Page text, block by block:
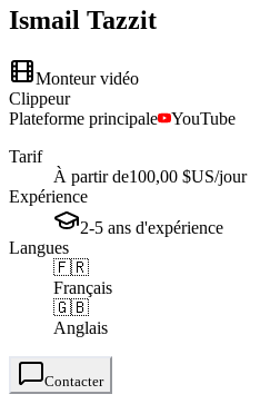
Ismail Tazzit
Monteur vidéo
Clippeur
Plateforme principale
YouTube
Tarif
À partir de100,00 $US/jour
Expérience
2-5 ans d'expérience
Langues
🇫🇷
Français
🇬🇧
Anglais
Contacter